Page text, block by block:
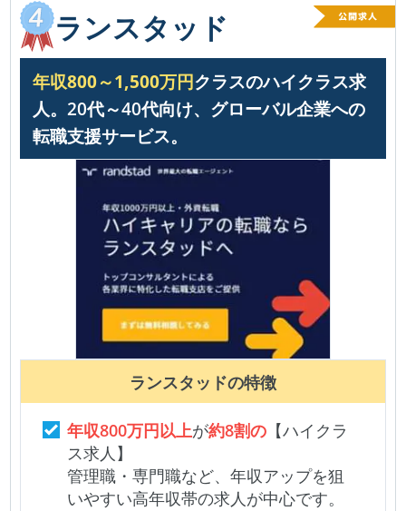
ランスタッド
年収800～1,500万円クラスのハイクラス求
人。20代～40代向け、グローバル企業への
転職支援サービス。
ランスタッドの特徴
年収800万円以上が約8割の 【ハイクラ
ス求人】
管理職・専門職など、年収アップを狙
いやすい高年収帯の求人が中心です。